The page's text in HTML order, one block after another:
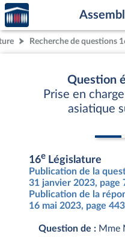
Aller au contenu
Aller en bas de la page
Accèder
à la
page
d'accueilRecherche de questions
Question
Prise en
asiatique
16e Législature
Publication de la
31 janvier 2023, page
Publication de la
16 mai 2023, page
Question de : Mme